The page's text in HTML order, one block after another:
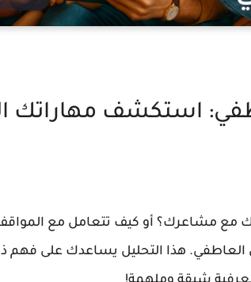
استكشف مهاراتك
مع مشاعرك؟ أو كيف تتعامل مع
العاطفي. هذا التحليل يساعدك على فهم